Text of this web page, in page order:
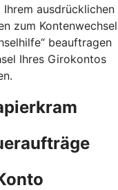
ausdrücklichen
zum Kontenwechsel
beauftragen
Ihres Girokontos